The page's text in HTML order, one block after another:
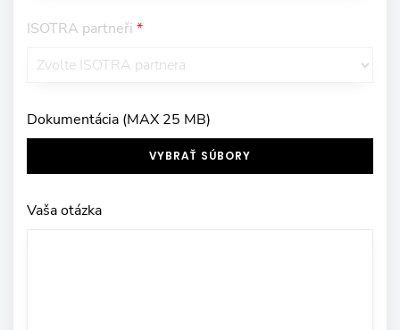
ISOTRA partneři *
Dokumentácia (MAX 25 MB)
VYBRAŤ SÚBORY
Vaša otázka